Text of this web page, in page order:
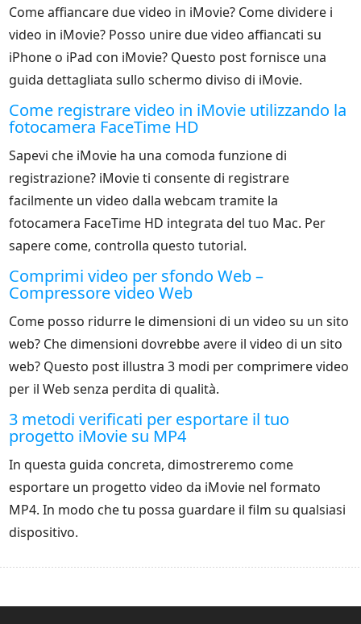
Come affiancare due video in iMovie? Come dividere i
video in iMovie? Posso unire due video affiancati su
iPhone o iPad con iMovie? Questo post fornisce una
guida dettagliata sullo schermo diviso di iMovie.
Come registrare video in iMovie utilizzando la
fotocamera FaceTime HD
Sapevi che iMovie ha una comoda funzione di
registrazione? iMovie ti consente di registrare
facilmente un video dalla webcam tramite la
fotocamera FaceTime HD integrata del tuo Mac. Per
sapere come, controlla questo tutorial.
Comprimi video per sfondo Web –
Compressore video Web
Come posso ridurre le dimensioni di un video su un sito
web? Che dimensioni dovrebbe avere il video di un sito
web? Questo post illustra 3 modi per comprimere video
per il Web senza perdita di qualità.
3 metodi verificati per esportare il tuo
progetto iMovie su MP4
In questa guida concreta, dimostreremo come
esportare un progetto video da iMovie nel formato
MP4. In modo che tu possa guardare il film su qualsiasi
dispositivo.